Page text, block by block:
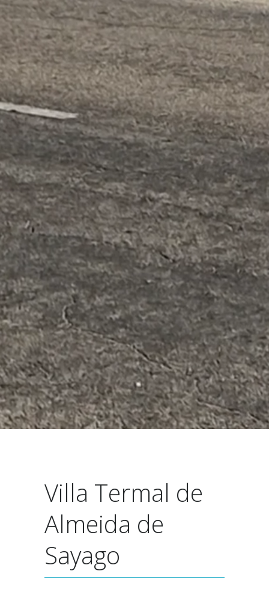
Villa Termal de
Almeida de
Sayago